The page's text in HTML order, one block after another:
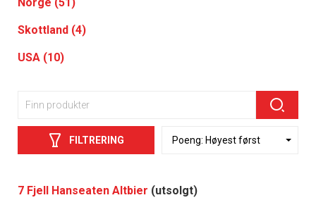
Skottland (4)
USA (10)
FILTRERING
7 Fjell Hanseaten Altbier (utsolgt)